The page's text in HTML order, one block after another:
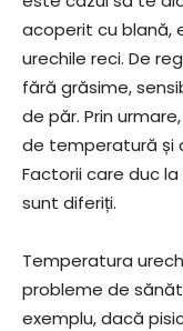
acoperit cu blană,
urechile reci. De
fără grăsime,
de păr. Prin
de temperatură și
Factorii care duc
sunt diferiți.
Temperatura
probleme de
exemplu, dacă